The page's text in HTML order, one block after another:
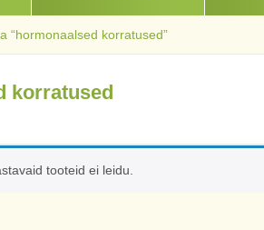
“hormonaalsed korratused”
korratused
tooteid ei leidu.